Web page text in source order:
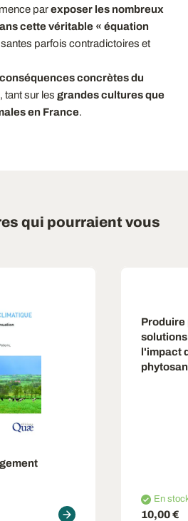
parexposer les nombreux
cette véritable « équation
parfois contradictoires et
conséquences concrètes du
, tant sur les grandes cultures que
en France.
qui pourraient vous
Produire
l'impact
En
10,00 €